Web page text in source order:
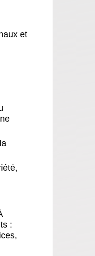
et
:
des
:
: